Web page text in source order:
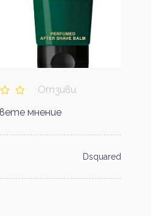
Отзиви
мнение
Dsquared